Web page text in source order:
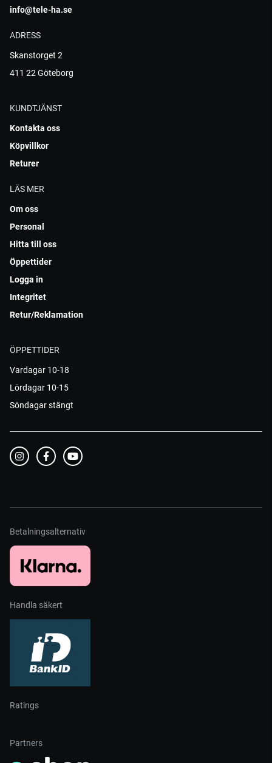
info@tele-ha.se
ADRESS
Skanstorget 2
411 22 Göteborg
KUNDTJÄNST
Kontakta oss
Köpvillkor
Returer
LÄS MER
Om oss
Personal
Hitta till oss
Öppettider
Logga in
Integritet
Retur/Reklamation
ÖPPETTIDER
Vardagar 10-18
Lördagar 10-15
Söndagar stängt
Betalningsalternativ
Handla säkert
Ratings
Partners